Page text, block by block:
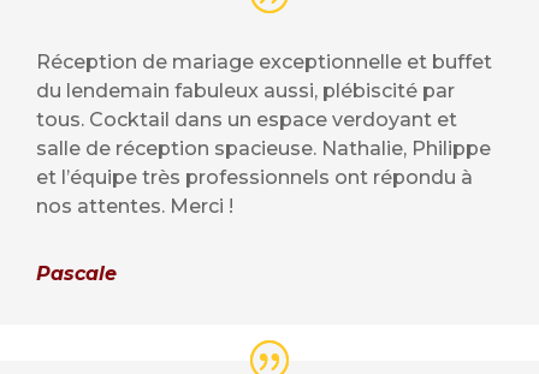
Réception de mariage exceptionnelle et buffet
du lendemain fabuleux aussi, plébiscité par
tous. Cocktail dans un espace verdoyant et
salle de réception spacieuse. Nathalie, Philippe
et l’équipe très professionnels ont répondu à
nos attentes. Merci !
Pascale